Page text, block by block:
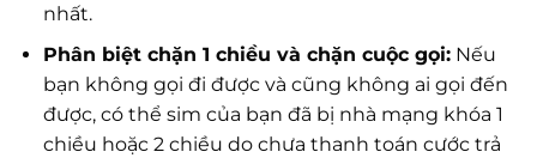
nhất.
Phân biệt chặn 1 chiều và chặn cuộc gọi:Nếu
bạn không gọi đi được và cũng không ai gọi đến
được, có thể sim của bạn đã bị nhà mạng khóa 1
chiều hoặc 2 chiều do chưa thanh toán cước trả